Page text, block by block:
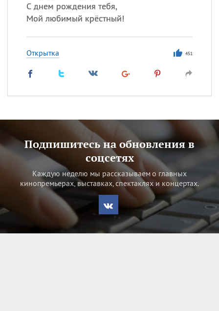
С днем рождения тебя,
Мой любимый крёстный!
Открытка 451
Подпишитесь на обновления в
соцсетях
Каждую неделю мы рассказываем о главных
кинопремьерах, выставках, спектаклях и концертах.